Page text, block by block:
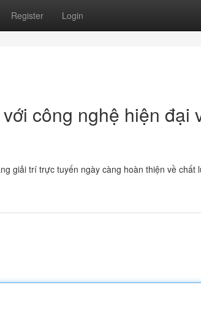
Register Login
công nghệ hiện đại
giải trí trực tuyến ngày càng hoàn thiện về chất